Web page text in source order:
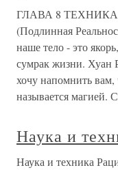
ГЛАВА 8
(Подлинная
наше тело - это
сумрак жизни. Хуан
хочу напомнить
называется магией.
Наука и
Наука и техника